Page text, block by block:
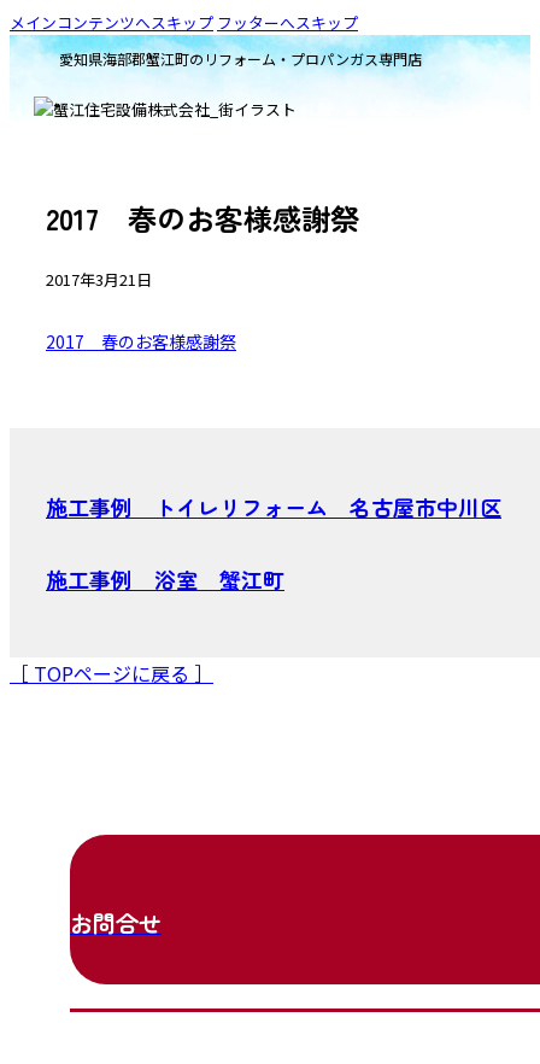
メインコンテンツへスキップ フッターへスキップ
愛知県海部郡蟹江町のリフォーム・プロパンガス専門店
2017 春のお客様感謝祭
2017年3月21日
2017 春のお客様感謝祭
施工事例 トイレリフォーム 名古屋市中川区
施工事例 浴室 蟹江町
［ TOPページに戻る ］
お問合せ